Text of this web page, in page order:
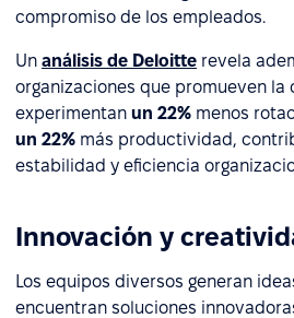
compromiso de los empleados.
Un análisis de Deloitte revela
organizaciones que promueven la
experimentan un 22% menos
un 22% más productividad,
estabilidad y eficiencia
Innovación y
Los equipos diversos generan
encuentran soluciones